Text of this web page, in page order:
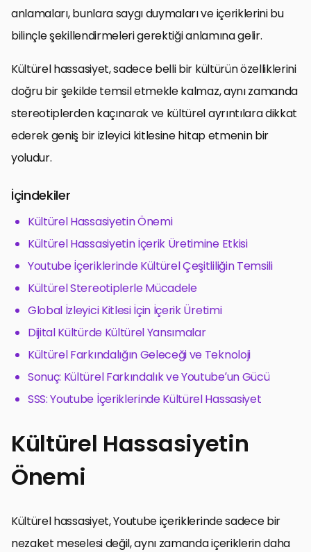
anlamaları, bunlara saygı duymaları ve içeriklerini bu
bilinçle şekillendirmeleri gerektiği anlamına gelir.
Kültürel hassasiyet, sadece belli bir kültürün özelliklerini
doğru bir şekilde temsil etmekle kalmaz, aynı zamanda
stereotiplerden kaçınarak ve kültürel ayrıntılara dikkat
ederek geniş bir izleyici kitlesine hitap etmenin bir
yoludur.
İçindekiler
Kültürel Hassasiyetin Önemi
Kültürel Hassasiyetin İçerik Üretimine Etkisi
Youtube İçeriklerinde Kültürel Çeşitliliğin Temsili
Kültürel Stereotiplerle Mücadele
Global İzleyici Kitlesi İçin İçerik Üretimi
Dijital Kültürde Kültürel Yansımalar
Kültürel Farkındalığın Geleceği ve Teknoloji
Sonuç: Kültürel Farkındalık ve Youtube’un Gücü
SSS: Youtube İçeriklerinde Kültürel Hassasiyet
Kültürel Hassasiyetin
Önemi
Kültürel hassasiyet, Youtube içeriklerinde sadece bir
nezaket meselesi değil, aynı zamanda içeriklerin daha